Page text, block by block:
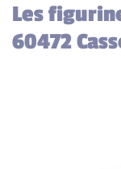
Les
60472